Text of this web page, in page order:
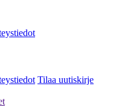
Tilaa uutiskirje